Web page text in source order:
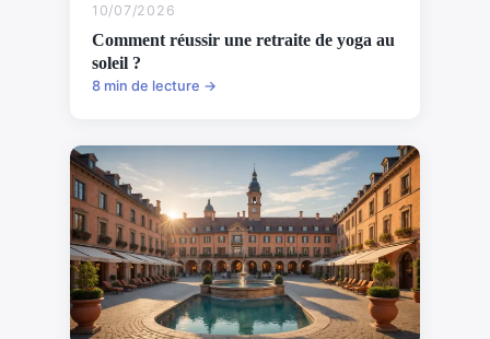
10/07/2026
Comment réussir une retraite de yoga au
soleil ?
8 min de lecture →